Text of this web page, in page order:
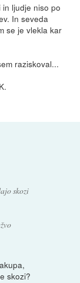
ljudje niso po
In seveda
se je vlekla kar
raziskoval...
skozi
skozi?